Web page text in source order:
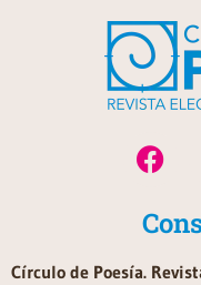
Círculo de Poesía.